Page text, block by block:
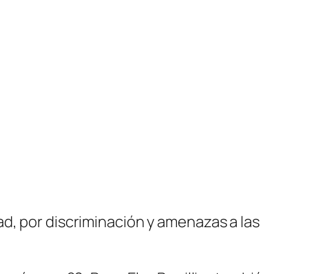
por discriminación y amenazas a las